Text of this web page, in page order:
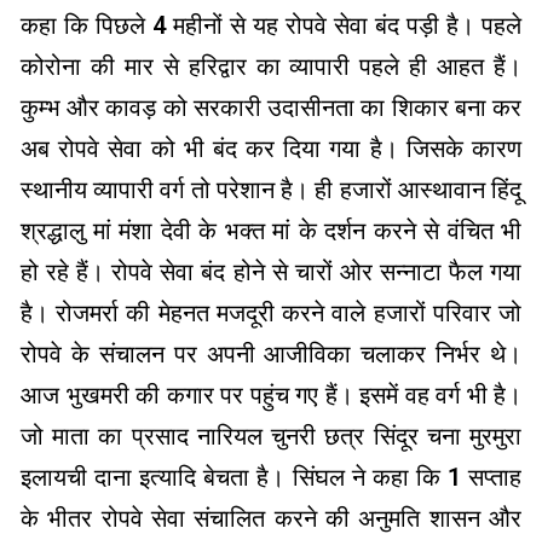
कहा कि पिछले 4 महीनों से यह रोपवे सेवा बंद पड़ी है। पहले
कोरोना की मार से हरिद्वार का व्यापारी पहले ही आहत हैं।
कुम्भ और कावड़ को सरकारी उदासीनता का शिकार बना कर
अब रोपवे सेवा को भी बंद कर दिया गया है। जिसके कारण
स्थानीय व्यापारी वर्ग तो परेशान है। ही हजारों आस्थावान हिंदू
श्रद्धालु मां मंशा देवी के भक्त मां के दर्शन करने से वंचित भी
हो रहे हैं। रोपवे सेवा बंद होने से चारों ओर सन्नाटा फैल गया
है। रोजमर्रा की मेहनत मजदूरी करने वाले हजारों परिवार जो
रोपवे के संचालन पर अपनी आजीविका चलाकर निर्भर थे।
आज भुखमरी की कगार पर पहुंच गए हैं। इसमें वह वर्ग भी है।
जो माता का प्रसाद नारियल चुनरी छत्र सिंदूर चना मुरमुरा
इलायची दाना इत्यादि बेचता है। सिंघल ने कहा कि 1 सप्ताह
के भीतर रोपवे सेवा संचालित करने की अनुमति शासन और